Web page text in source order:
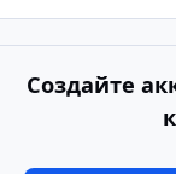
Создайте